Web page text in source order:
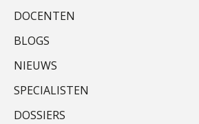
DOCENTEN
BLOGS
NIEUWS
SPECIALISTEN
DOSSIERS